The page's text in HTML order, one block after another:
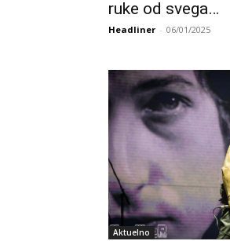
ruke od svega…
Headliner - 06/01/2025
Aktuelno